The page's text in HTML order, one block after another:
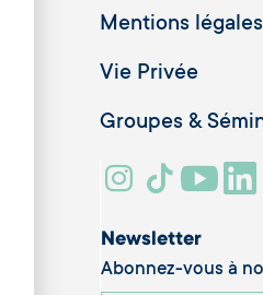
Mentions légales
Vie Privée
Groupes &
Newsletter
Abonnez-vous à